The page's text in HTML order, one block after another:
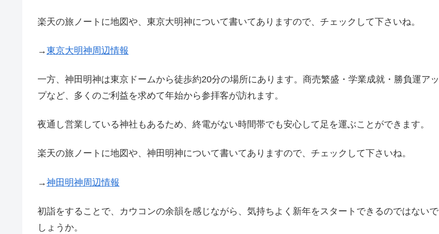
楽天の旅ノートに地図や、東京大明神について書いてありますので、チェックして下さいね。
→東京大明神周辺情報
一方、神田明神は東京ドームから徒歩約20分の場所にあります。商売繁盛・学業成就・勝負運アッ
プなど、多くのご利益を求めて年始から参拝客が訪れます。
夜通し営業している神社もあるため、終電がない時間帯でも安心して足を運ぶことができます。
楽天の旅ノートに地図や、神田明神について書いてありますので、チェックして下さいね。
→神田明神周辺情報
初詣をすることで、カウコンの余韻を感じながら、気持ちよく新年をスタートできるのではないで
しょうか。